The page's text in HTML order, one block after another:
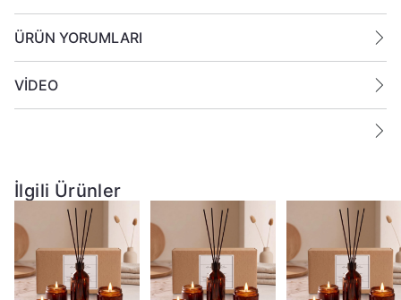
ÜRÜN YORUMLARI
VİDEO
İlgili Ürünler